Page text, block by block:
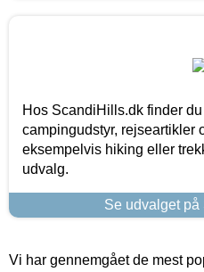
Hos ScandiHills.dk finder
campingudstyr, rejseartikler
eksempelvis hiking eller
udvalg.
Se udvalget
Vi har gennemgået de mest